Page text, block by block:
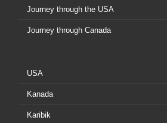
Journey through the USA
Journey through Canada
USA
Kanada
Karibik